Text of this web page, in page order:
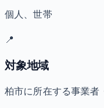
個人、世帯
📍
対象地域
柏市に所在する事業者